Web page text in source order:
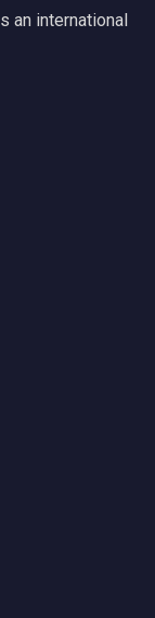
an international